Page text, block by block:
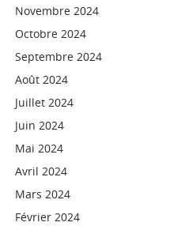
Novembre 2024
Octobre 2024
Septembre 2024
Août 2024
Juillet 2024
Juin 2024
Mai 2024
Avril 2024
Mars 2024
Février 2024